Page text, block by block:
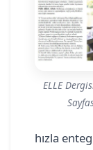
ELLE
hızla